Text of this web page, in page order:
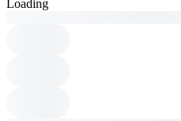
Loading